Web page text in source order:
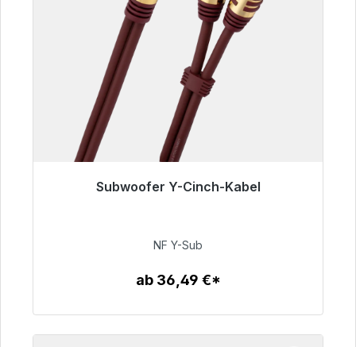
Subwoofer Y-Cinch-Kabel
50,99 €
NF Y-Sub
ab 36,49 €*